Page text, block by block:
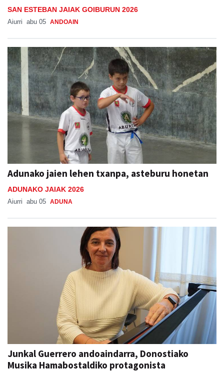
SAN ESTEBAN JAIAK GOIBURUN 2026
Aiurri abu 05 ANDOAIN
Adunako jaien lehen txanpa, asteburu honetan
ADUNAKO JAIAK 2026
Aiurri abu 05 ADUNA
Junkal Guerrero andoaindarra, Donostiako
Musika Hamabostaldiko protagonista